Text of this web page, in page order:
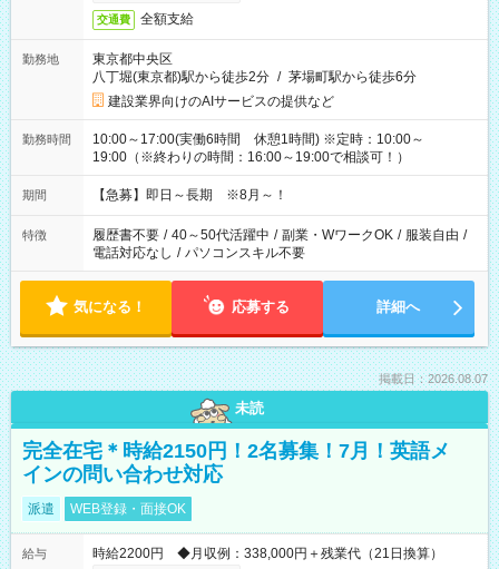
交通費 全額支給
勤務地
東京都中央区
八丁堀(東京都)駅から徒歩2分 / 茅場町駅から徒歩6分
建設業界向けのAIサービスの提供など
勤務時間
10:00～17:00(実働6時間 休憩1時間) ※定時：10:00～
19:00（※終わりの時間：16:00～19:00で相談可！）
期間 【急募】即日～長期 ※8月～！
特徴 履歴書不要 / 40～50代活躍中 / 副業・WワークOK / 服装自由 /
電話対応なし / パソコンスキル不要
気になる！ 応募する 詳細へ
掲載日：2026.08.07
未読
完全在宅＊時給2150円！2名募集！7月！英語メ
インの問い合わせ対応
派遣 WEB登録・面接OK
給与
時給2200円 ◆月収例：338,000円＋残業代（21日換算）